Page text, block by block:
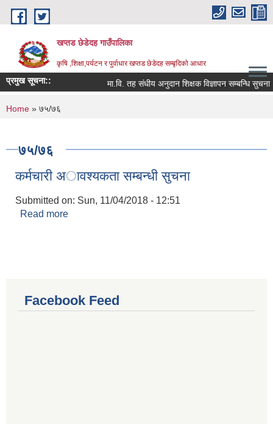
Skip to main content
खप्तड छेडेदह गाउँपालिका
कृषि ,शिक्षा,पर्यटन र पुर्वाधार खप्तड छेडेदह सम्बृदिको आधार
प्रमुख सूचना:: मा.वि. तह संधीय अनुदान शिक्षक विज्ञापन सम्बन्धि सुचना ।
You are here
Home » ७५/७६
७५/७६
कर्मचारी अावश्यकता सम्बन्धी सुचना
Submitted on: Sun, 11/04/2018 - 12:51
Read more
Facebook Feed